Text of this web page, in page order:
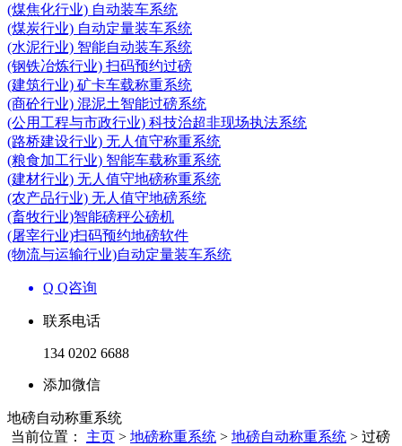
(煤焦化行业) 自动装车系统
(煤炭行业) 自动定量装车系统
(水泥行业) 智能自动装车系统
(钢铁冶炼行业) 扫码预约过磅
(建筑行业) 矿卡车载称重系统
(商砼行业) 混泥土智能过磅系统
(公用工程与市政行业) 科技治超非现场执法系统
(路桥建设行业) 无人值守称重系统
(粮食加工行业) 智能车载称重系统
(建材行业) 无人值守地磅称重系统
(农产品行业) 无人值守地磅系统
(畜牧行业)智能磅秤公磅机
(屠宰行业)扫码预约地磅软件
(物流与运输行业)自动定量装车系统
Q Q咨询
联系电话
134 0202 6688
添加微信
地磅自动称重系统
当前位置： 主页 > 地磅称重系统 > 地磅自动称重系统 > 过磅